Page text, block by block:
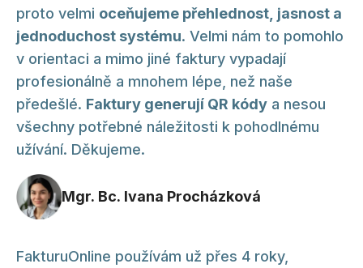
proto velmi oceňujeme přehlednost, jasnost a
jednoduchost systému. Velmi nám to pomohlo
v orientaci a mimo jiné faktury vypadají
profesionálně a mnohem lépe, než naše
předešlé. Faktury generují QR kódy a nesou
všechny potřebné náležitosti k pohodlnému
užívání. Děkujeme.
Mgr. Bc. Ivana Procházková
FakturuOnline používám už přes 4 roky,